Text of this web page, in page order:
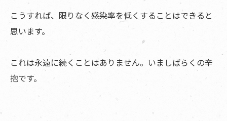
こうすれば、限りなく感染率を低くすることはできると
思います。
これは永遠に続くことはありません。いましばらくの辛
抱です。